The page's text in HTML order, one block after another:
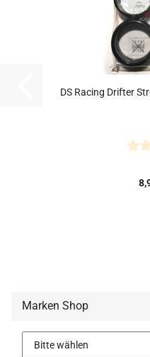
DS Racing Drifter
Marken Shop